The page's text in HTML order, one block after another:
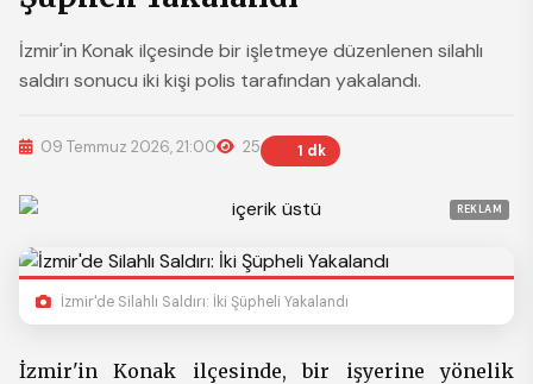
İzmir'in Konak ilçesinde bir işletmeye düzenlenen silahlı
saldırı sonucu iki kişi polis tarafından yakalandı.
09 Temmuz 2026, 21:00 25 1 dk
REKLAM
İzmir'de Silahlı Saldırı: İki Şüpheli Yakalandı
İzmir'in Konak ilçesinde, bir işyerine yönelik